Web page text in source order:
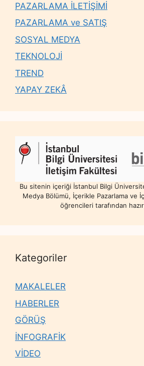
PAZARLAMA İLETİŞİMİ
PAZARLAMA ve SATIŞ
SOSYAL MEDYA
TEKNOLOJİ
TREND
YAPAY ZEKÂ
Bu sitenin içeriği İstanbul Bilgi
Medya Bölümü, İçerikle Pazarlama ve
öğrencileri tarafından
Kategoriler
MAKALELER
HABERLER
GÖRÜŞ
İNFOGRAFİK
VİDEO